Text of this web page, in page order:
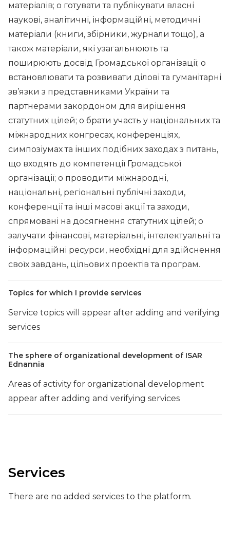
матеріалів; o готувати та публікувати власні
наукові, аналітичні, інформаційні, методичні
матеріали (книги, збірники, журнали тощо), а
також матеріали, які узагальнюють та
поширюють досвід Громадської організації; o
встановлювати та розвивати ділові та гуманітарні
зв’язки з представниками України та
партнерами закордоном для вирішення
статутних цілей; o брати участь у національних та
міжнародних конгресах, конференціях,
симпозіумах та інших подібних заходах з питань,
що входять до компетенції Громадської
організації; o проводити міжнародні,
національні, регіональні публічні заходи,
конференції та інші масові акції та заходи,
спрямовані на досягнення статутних цілей; o
залучати фінансові, матеріальні, інтелектуальні та
інформаційні ресурси, необхідні для здійснення
своїх завдань, цільових проектів та програм.
Topics for which I provide services
Service topics will appear after adding and verifying
services
The sphere of organizational development of ISAR
Ednannia
Areas of activity for organizational development
appear after adding and verifying services
Services
There are no added services to the platform.